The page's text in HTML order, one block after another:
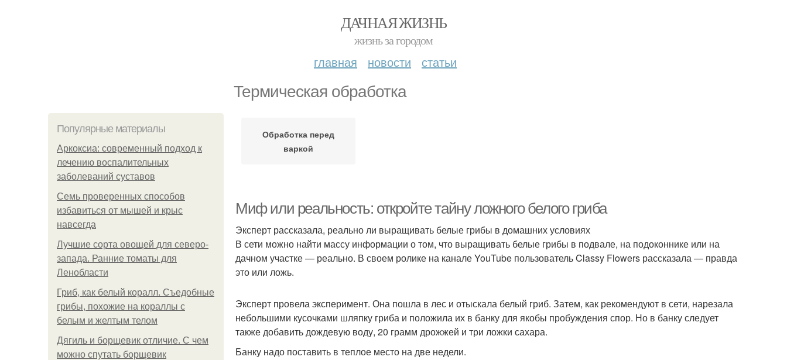
ДАЧНАЯ ЖИЗНЬ
жизнь за городом
главная новости статьи
Термическая обработка
Популярные материалы
Аркоксиа: современный подход к
лечению воспалительных
заболеваний суставов
Семь проверенных способов
избавиться от мышей и крыс
навсегда
Лучшие сорта овощей для северо-
запада. Ранние томаты для
Ленобласти
Гриб, как белый коралл. Съедобные
грибы, похожие на кораллы с
белым и желтым телом
Дягиль и борщевик отличие. С чем
можно спутать борщевик
Обработка перед
варкой
Миф или реальность: откройте тайну ложного белого гриба
Эксперт рассказала, реально ли выращивать белые грибы в домашних условиях
В сети можно найти массу информации о том, что выращивать белые грибы в подвале, на подоконнике или на
дачном участке — реально. В своем ролике на канале YouTube пользователь Classy Flowers рассказала — правда
это или ложь.
Эксперт провела эксперимент. Она пошла в лес и отыскала белый гриб. Затем, как рекомендуют в сети, нарезала
небольшими кусочками шляпку гриба и положила их в банку для якобы пробуждения спор. Но в банку следует
также добавить дождевую воду, 20 грамм дрожжей и три ложки сахара.
Банку надо поставить в теплое место на две недели.